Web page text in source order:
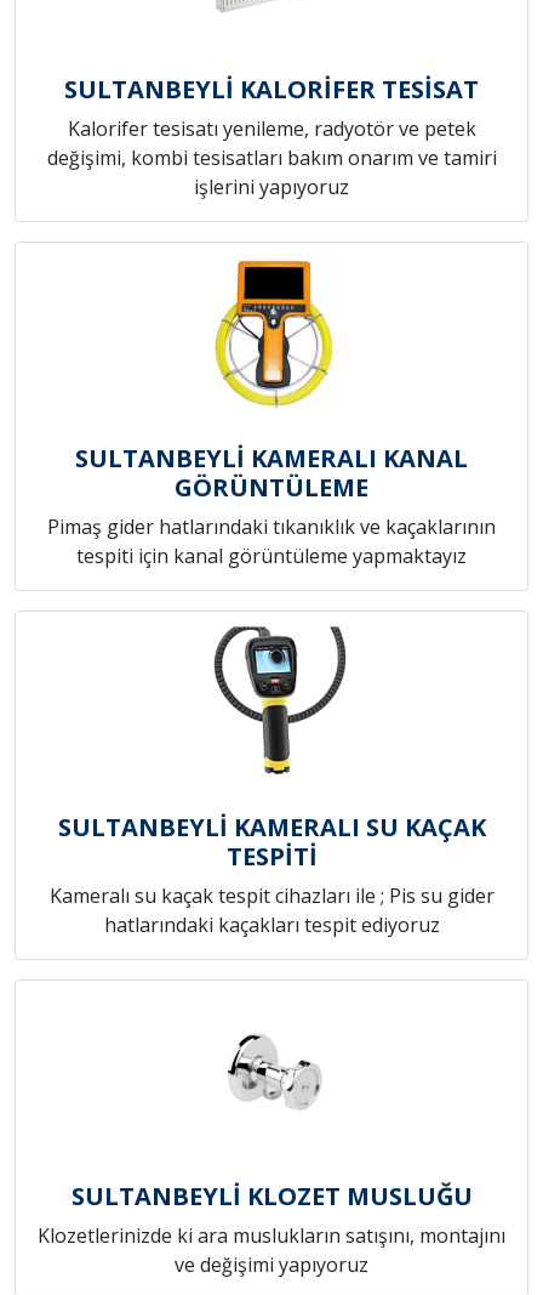
SULTANBEYLİ KALORİFER TESİSAT
Kalorifer tesisatı yenileme, radyotör ve petek
değişimi, kombi tesisatları bakım onarım ve tamiri
işlerini yapıyoruz
SULTANBEYLİ KAMERALI KANAL
GÖRÜNTÜLEME
Pimaş gider hatlarındaki tıkanıklık ve kaçaklarının
tespiti için kanal görüntüleme yapmaktayız
SULTANBEYLİ KAMERALI SU KAÇAK
TESPİTİ
Kameralı su kaçak tespit cihazları ile ; Pis su gider
hatlarındaki kaçakları tespit ediyoruz
SULTANBEYLİ KLOZET MUSLUĞU
Klozetlerinizde ki ara muslukların satışını, montajını
ve değişimi yapıyoruz